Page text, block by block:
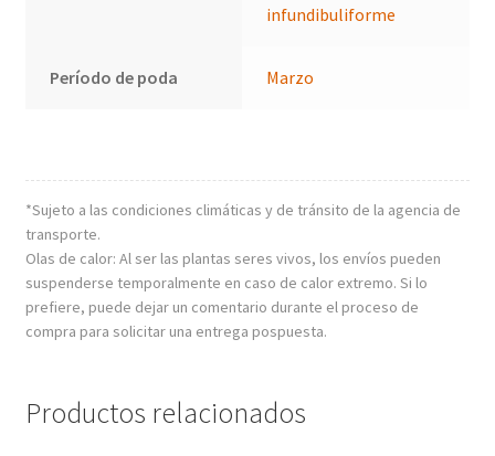
infundibuliforme
Período de poda Marzo
*Sujeto a las condiciones climáticas y de tránsito de la agencia de
transporte.
Olas de calor: Al ser las plantas seres vivos, los envíos pueden
suspenderse temporalmente en caso de calor extremo. Si lo
prefiere, puede dejar un comentario durante el proceso de
compra para solicitar una entrega pospuesta.
Productos relacionados